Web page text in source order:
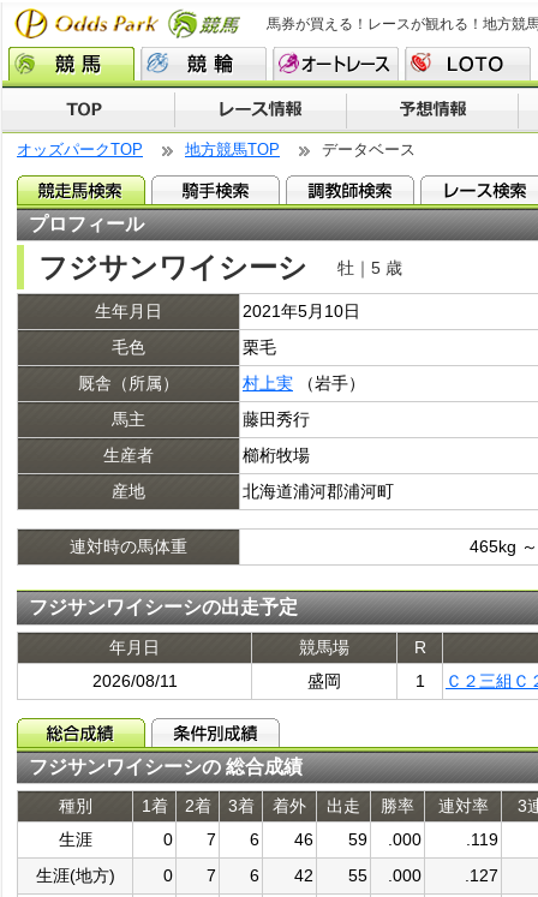
馬券が買える！レースが観れる！地方競
オッズパークTOP 地方競馬TOP データベース
プロフィール
フジサンワイシーシ 牡｜5 歳
生年月日
2021年5月10日
毛色
栗毛
厩舎（所属）
村上実 （岩手）
馬主
藤田秀行
生産者
櫛桁牧場
産地
北海道浦河郡浦河町
連対時の馬体重 465kg
フジサンワイシーシの出走予定
年月日 競馬場
R
2026/08/11
盛岡 1 Ｃ２三組Ｃ
フジサンワイシーシの 総合成績
種別 1着 2着 3着 着外 出走 勝率 連対率
3
生涯
0 7 6 46 59 .000
.119
生涯(地方)
0 7 6 42 55 .000
.127